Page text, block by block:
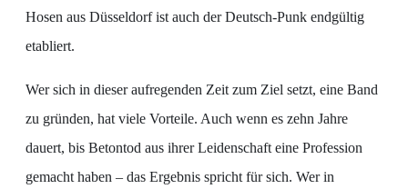
Hosen aus Düsseldorf ist auch der Deutsch-Punk endgültig
etabliert.
Wer sich in dieser aufregenden Zeit zum Ziel setzt, eine Band
zu gründen, hat viele Vorteile. Auch wenn es zehn Jahre
dauert, bis Betontod aus ihrer Leidenschaft eine Profession
gemacht haben – das Ergebnis spricht für sich. Wer in